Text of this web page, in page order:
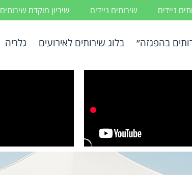
ניידים שירותים ניידים שיריון מוקדם
בהפגזה״ בלוג שירותים לאירועים גלריה